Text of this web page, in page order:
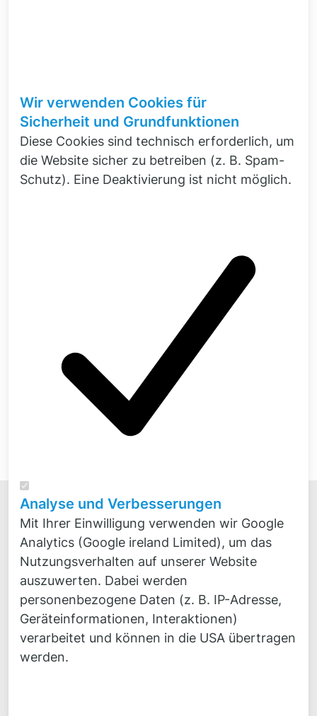
Softwarezur Kinetiksimulation
Ihr Vertriebspartner für Siemens PLM
Software
Mit der Lösung Simcenter 3D können Sie
Softwarelizenzen aus und begleiten Sie in
der Anwendung mit kompetentem Support.
Zu unserem Siemens Portfolio
Novicos GmbH
Veritaskai 8
21079 Hamburg
Kontakt
Wir verwenden Cookies für
Sicherheit und Grundfunktionen
Diese Cookies sind technisch erforderlich, um
die Website sicher zu betreiben (z. B. Spam-
Schutz). Eine Deaktivierung ist nicht möglich.
Analyse und Verbesserungen
Mit Ihrer Einwilligung verwenden wir Google
Analytics (Google ireland Limited), um das
Nutzungsverhalten auf unserer Website
auszuwerten. Dabei werden
personenbezogene Daten (z. B. IP-Adresse,
Geräteinformationen, Interaktionen)
verarbeitet und können in die USA übertragen
werden.